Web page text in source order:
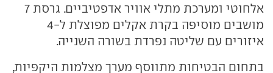
אלחוטי ומערכת מתלי אוויר אדפטיביים. גרסת 7
מושבים מוסיפה בקרת אקלים מפוצלת ל-4
איזורים עם שליטה נפרדת בשורה השנייה.
בתחום הבטיחות מתווסף מערך מצלמות היקפיות,